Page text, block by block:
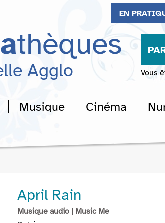
EN
thèques
Agglo Vous
Musique Cinéma
April Rain
Musique audio | Music Me